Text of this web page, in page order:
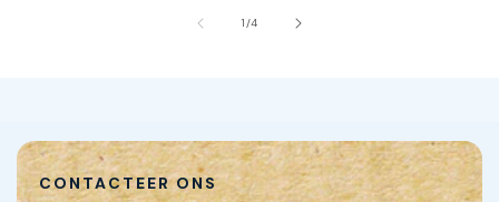
1/van
4
CONTACTEER ONS